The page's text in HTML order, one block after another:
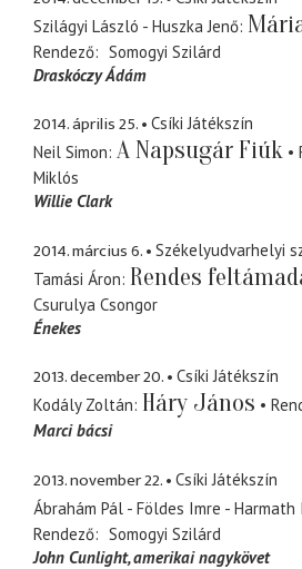
Szilágyi László - Huszka Jenő
Rendező
Somogyi Szilárd
Draskóczy Ádám
2014. április 25.
Csíki Játékszín
Neil Simon A Napsugár Fiúk
Miklós
Willie Clark
2014. március 6.
Székelyudvarhelyi
Tamási Áron Rendes
Csurulya Csongor
Énekes
2013. december 20.
Csíki Játékszín
Kodály Zoltán Háry János
Marci bácsi
2013. november 22.
Csíki Játékszín
Ábrahám Pál - Földes Imre - Harmath
Rendező
Somogyi Szilárd
John Cunlight amerikai nagykövet